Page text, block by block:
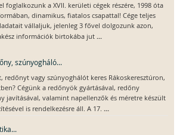
foglalkozunk a XVII. kerületi cégek részére, 1998 óta
dinamikus, fiatalos csapattal! Cége teljes
vállaljuk, jelenleg 3 fővel dolgozunk azon,
információk birtokába jut ...
szúnyogháló...
redőnyt vagy szúnyoghálót keres Rákoskeresztúron,
Cégünk a redőnyök gyártásával, redőny
javításával, valamint napellenzők és méretre készült
is rendelkezésre áll. A 17. ...